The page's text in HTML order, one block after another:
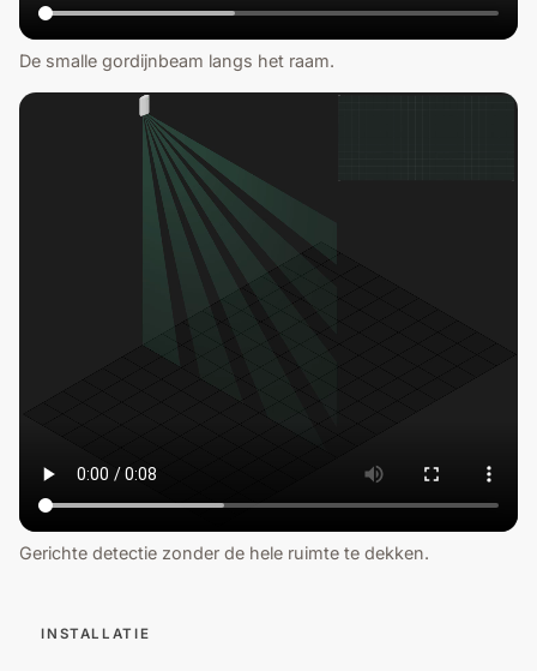
De smalle gordijnbeam langs het raam.
Gerichte detectie zonder de hele ruimte te dekken.
INSTALLATIE